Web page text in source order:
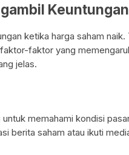
Keuntungan
ketika harga saham naik.
faktor yang
jelas.
memahami kondisi
berita saham atau ikuti